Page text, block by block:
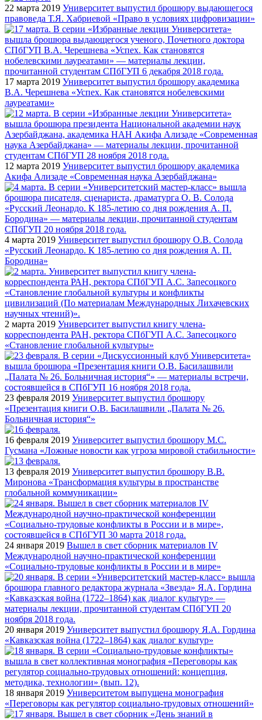
22 марта 2019 Университет выпустил брошюру выдающегося
правоведа Т.Я. Хабриевой «Право в условиях цифровизации»
17 марта 2019 Университет выпустил брошюру академика
В.А. Черешнева «Успех. Как становятся нобелевскими
лауреатами»
12 марта 2019 Университет выпустил брошюру академика
Акифа Ализаде «Современная наука Азербайджана»
4 марта 2019 Университет выпустил брошюру О.В. Солода
«Русский Леонардо. К 185-летию со дня рождения А. П.
Бородина»
2 марта 2019 Университет выпустил книгу члена-
корреспондента РАН, ректора СПбГУП А.С. Запесоцкого
«Становление глобальной культуры»
23 февраля 2019 Университет выпустил брошюру
«Презентация книги О.В. Басилашвили „Палата № 26.
Больничная история“»
16 февраля 2019 Университет выпустил брошюру М.С.
Гусмана «Ложные новости как угроза мировой стабильности»
13 февраля 2019 Университет выпустил брошюру В.В.
Миронова «Трансформация культуры в пространстве
глобальной коммуникации»
24 января 2019 Вышел в свет сборник материалов IV
Международной научно-практической конференции
«Социально-трудовые конфликты в России и в мире»
20 января 2019 Университет выпустил брошюру Я.А. Гордина
«Кавказская война (1722–1864) как диалог культур»
18 января 2019 Университетом выпущена монография
«Переговоры как регулятор социально-трудовых отношений»